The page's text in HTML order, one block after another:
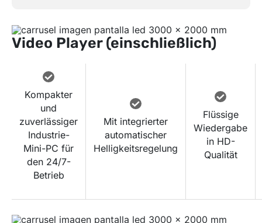
Video Player (einschließlich)
Kompakter
und
zuverlässiger
Industrie-
Mini-PC für
den 24/7-
Betrieb
Mit integrierter
automatischer
Helligkeitsregelung
Flüssige
Wiedergabe
in HD-
Qualität